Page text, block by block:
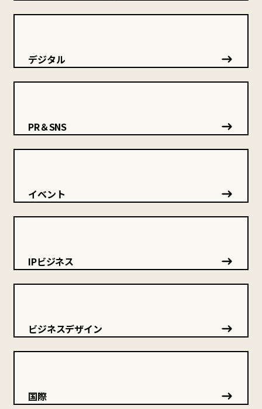
デジタル
PR＆SNS
イベント
IPビジネス
ビジネスデザイン
国際